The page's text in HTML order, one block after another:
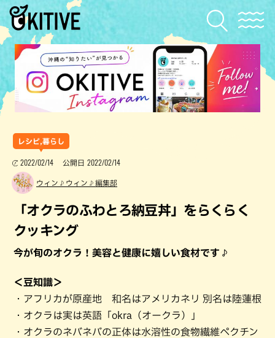
レシピ,暮らし
2022/02/14 公開日 2022/02/14
ウィン♪ウィン♪編集部
「オクラのふわとろ納豆丼」をらくらく
クッキング
今が旬のオクラ！美容と健康に嬉しい食材です♪
＜豆知識＞
・アフリカが原産地 和名はアメリカネリ 別名は陸蓮根
・オクラは実は英語「okra（オークラ）」
・オクラのネバネバの正体は水溶性の食物繊維ペクチン